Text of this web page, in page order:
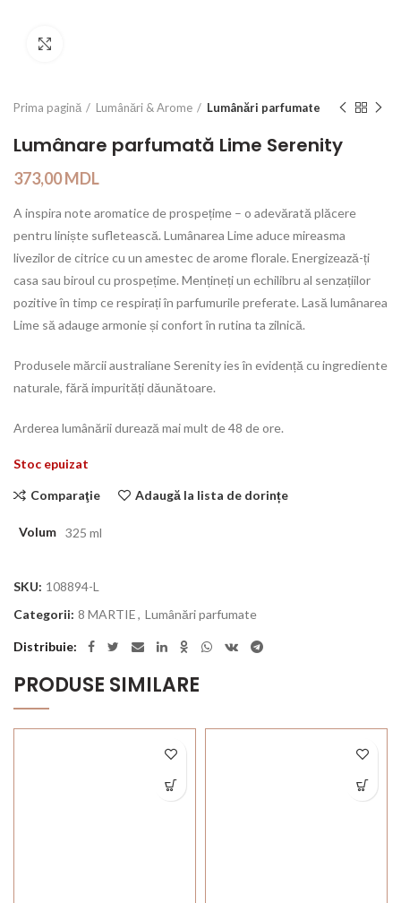
Prima pagină Lumânări & Arome Lumânări parfumate
Lumânare parfumată Lime Serenity
373,00MDL
A inspira note aromatice de prospețime – o adevărată plăcere
pentru liniște sufletească. Lumânarea Lime aduce mireasma
livezilor de citrice cu un amestec de arome florale. Energizează-ți
casa sau biroul cu prospețime. Mențineți un echilibru al senzațiilor
pozitive în timp ce respirați în parfumurile preferate. Lasă lumânarea
Lime să adauge armonie și confort în rutina ta zilnică.
Produsele mărcii australiane Serenity ies în evidență cu ingrediente
naturale, fără impurități dăunătoare.
Arderea lumânării durează mai mult de 48 de ore.
Stoc epuizat
Comparaţie Adaugă la lista de dorințe
Volum 325 ml
SKU: 108894-L
Categorii: 8 MARTIE, Lumânări parfumate
Distribuie
PRODUSE SIMILARE